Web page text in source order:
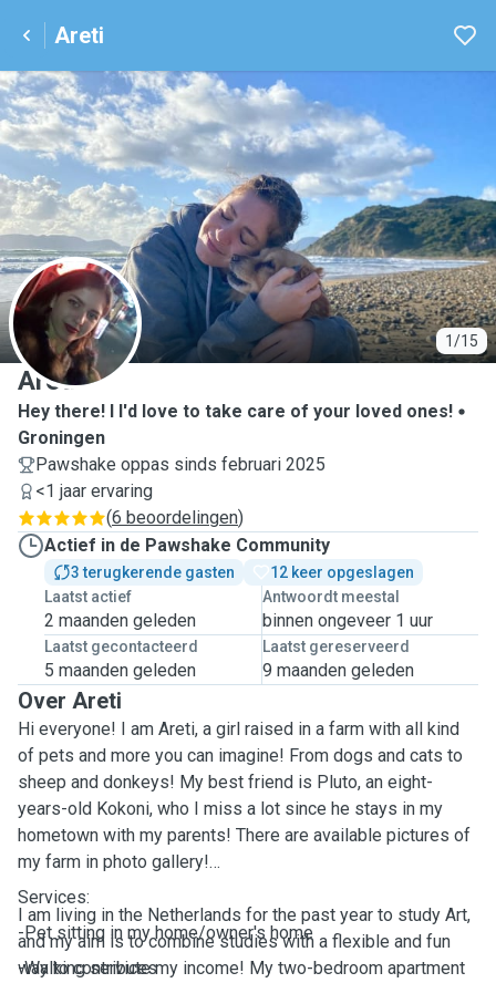
Areti
1/15
A
Areti
Hey there! I I'd love to take care of your loved ones!
Groningen
Pawshake oppas sinds februari 2025
<1 jaar ervaring
(6 beoordelingen)
Actief in de Pawshake Community
3 terugkerende gasten
12 keer opgeslagen
Laatst actief
2 maanden geleden
Antwoordt meestal
binnen ongeveer 1 uur
Laatst gecontacteerd
5 maanden geleden
Laatst gereserveerd
9 maanden geleden
Over Areti
Hi everyone! I am Areti, a girl raised in a farm with all kind
of pets and more you can imagine! From dogs and cats to
sheep and donkeys! My best friend is Pluto, an eight-
years-old Kokoni, who I miss a lot since he stays in my
hometown with my parents! There are available pictures of
my farm in photo gallery!
I am living in the Netherlands for the past year to study Art,
and my aim is to combine studies with a flexible and fun
way to contribute my income! My two-bedroom apartment
Services:
-Pet sitting in my home/owner's home
-Walking services